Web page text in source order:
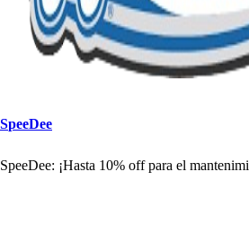
SpeeDee
SpeeDee: ¡Hasta 10% offpara el mant